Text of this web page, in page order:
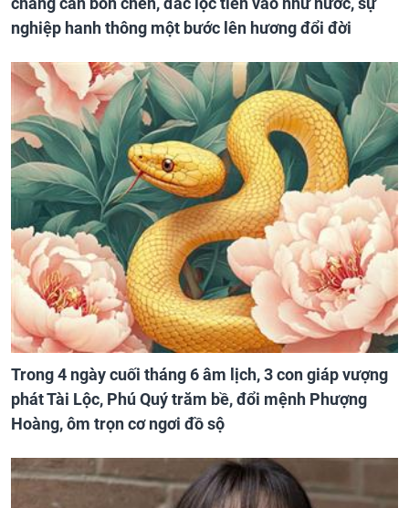
nghiệp hanh thông một bước lên hương đổi đời
Trong 4 ngày cuối tháng 6 âm lịch, 3 con giáp vượng
phát Tài Lộc, Phú Quý trăm bề, đổi mệnh Phượng
Hoàng, ôm trọn cơ ngơi đồ sộ